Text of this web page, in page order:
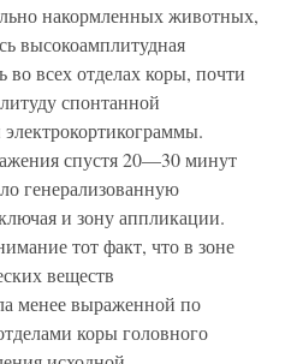
накормленных животных,
высокоамплитудная
всех отделах коры, почти
спонтанной
спустя 20—30 минут
генерализованную
и зону аппликации.
тот факт, что в зоне
веществ
менее выраженной по
коры головного